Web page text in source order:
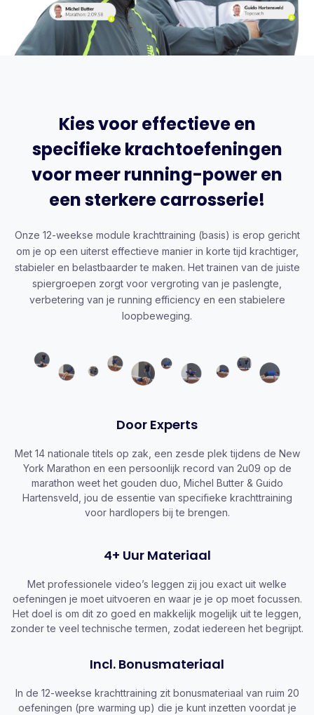
Kies voor effectieve en
specifieke krachtoefeningen
voor meer running-power en
een sterkere carrosserie!
Onze 12-weekse module krachttraining (basis) is erop gericht
om je op een uiterst effectieve manier in korte tijd krachtiger,
stabieler en belastbaarder te maken. Het trainen van de juiste
spiergroepen zorgt voor vergroting van je paslengte,
verbetering van je running efficiency en een stabielere
loopbeweging.
Door Experts
Met 14 nationale titels op zak, een zesde plek tijdens de New
York Marathon en een persoonlijk record van 2u09 op de
marathon weet het gouden duo, Michel Butter & Guido
Hartensveld, jou de essentie van specifieke krachttraining
voor hardlopers bij te brengen.
4+ Uur Materiaal
Met professionele video’s leggen zij jou exact uit welke
oefeningen je moet uitvoeren en waar je je op moet focussen.
Het doel is om dit zo goed en makkelijk mogelijk uit te leggen,
zonder te veel technische termen, zodat iedereen het begrijpt.
Incl. Bonusmateriaal
In de 12-weekse krachttraining zit bonusmateriaal van ruim 20
oefeningen (pre warming up) die je kunt inzetten voordat je